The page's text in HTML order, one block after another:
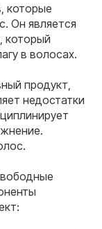
которые
Он является
который
в волосах.
продукт,
недостатки